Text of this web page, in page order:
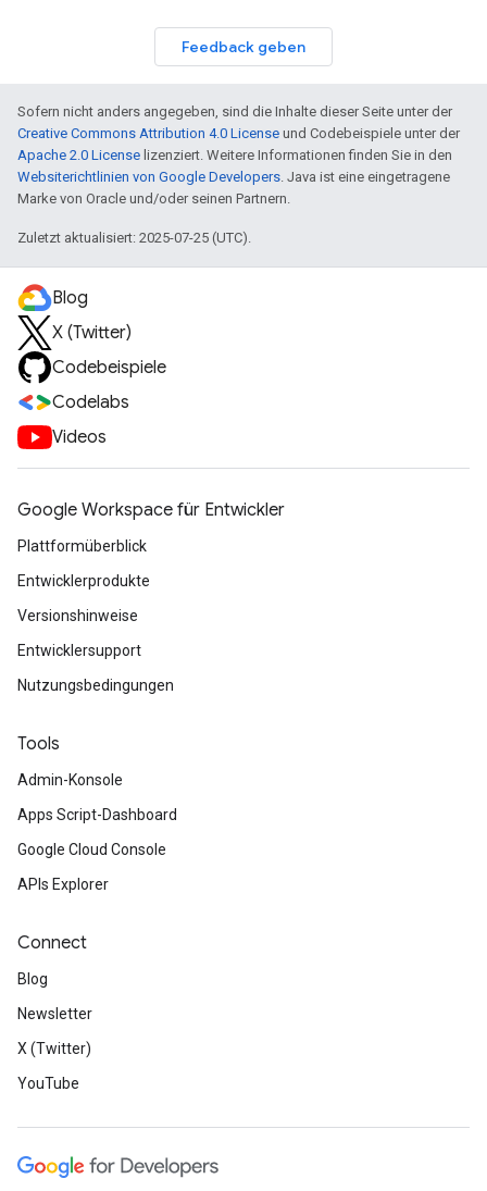
Feedback geben
Sofern nicht anders angegeben, sind die Inhalte dieser Seite unter der
Creative Commons Attribution 4.0 License und Codebeispiele unter der
Apache 2.0 License lizenziert. Weitere Informationen finden Sie in den
Websiterichtlinien von Google Developers. Java ist eine eingetragene
Marke von Oracle und/oder seinen Partnern.
Zuletzt aktualisiert: 2025-07-25 (UTC).
Blog
X (Twitter)
Codebeispiele
Codelabs
Videos
Google Workspace für Entwickler
Plattformüberblick
Entwicklerprodukte
Versionshinweise
Entwicklersupport
Nutzungsbedingungen
Tools
Admin-Konsole
Apps Script-Dashboard
Google Cloud Console
APIs Explorer
Connect
Blog
Newsletter
X (Twitter)
YouTube